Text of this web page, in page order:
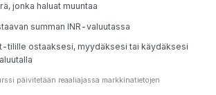
jonka haluat muuntaa
summan INR-valuutassa
tilille ostaaksesi, myydäksesi tai käydäksesi
päivitetään reaaliajassa markkinatietojen